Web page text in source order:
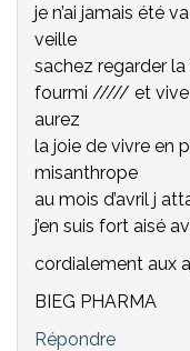
je n’ai jamais été
veille
sachez regarder la
fourmi ///// et
aurez
la joie de vivre en
misanthrope
au mois d’avril j
j’en suis fort aisé
cordialement aux
BIEG PHARMA
Répondre